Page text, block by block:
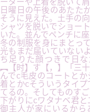
ーターや上着を脱いて
日曜日の午後のあたた
そうに見えた。土手の
シャツを脱いでショー
いた。並んでペンチに
冬の制服を身にまとっ
光もまだ届いていない
ち足りた顔つきで日
︻【时】す【，】「三
んでc毛皮のコートと
着とかcそういうタイ
てるの。そしてものす
下がりにcワタナベ君
御主人が家にいるから